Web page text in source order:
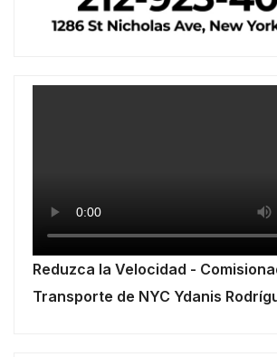
Reduzca la Velocidad -
Transporte de NYC Ydanis